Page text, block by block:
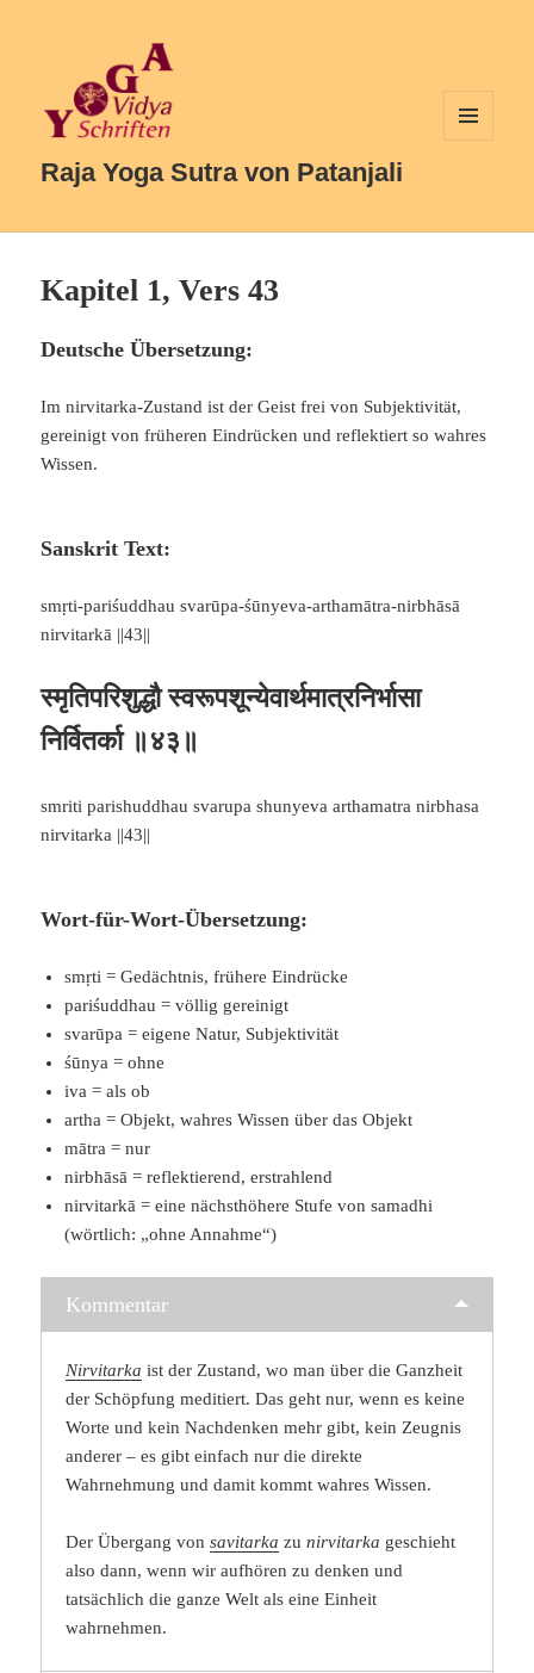
Raja Yoga Sutra von Patanjali
Kapitel 1, Vers 43
Deutsche Übersetzung:
Im nirvitarka-Zustand ist der Geist frei von Subjektivität,
gereinigt von früheren Eindrücken und reflektiert so wahres
Wissen.
Sanskrit Text:
smṛti-pariśuddhau svarūpa-śūnyeva-arthamātra-nirbhāsā
nirvitarkā ||43||
स्मृतिपरिशुद्धौ स्वरूपशून्येवार्थमात्रनिर्भासा
निर्वितर्का ॥४३॥
smriti parishuddhau svarupa shunyeva arthamatra nirbhasa
nirvitarka ||43||
Wort-für-Wort-Übersetzung:
smṛti = Gedächtnis, frühere Eindrücke
pariśuddhau = völlig gereinigt
svarūpa = eigene Natur, Subjektivität
śūnya = ohne
iva = als ob
artha = Objekt, wahres Wissen über das Objekt
mātra = nur
nirbhāsā = reflektierend, erstrahlend
nirvitarkā = eine nächsthöhere Stufe von samadhi
(wörtlich: „ohne Annahme“)
Kommentar
Nirvitarka ist der Zustand, wo man über die Ganzheit
der Schöpfung meditiert. Das geht nur, wenn es keine
Worte und kein Nachdenken mehr gibt, kein Zeugnis
anderer – es gibt einfach nur die direkte
Wahrnehmung und damit kommt wahres Wissen.
Der Übergang vonsavitarka zunirvitarka geschieht
also dann, wenn wir aufhören zu denken und
tatsächlich die ganze Welt als eine Einheit
wahrnehmen.